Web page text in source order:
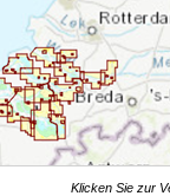
Klicken Sie zur